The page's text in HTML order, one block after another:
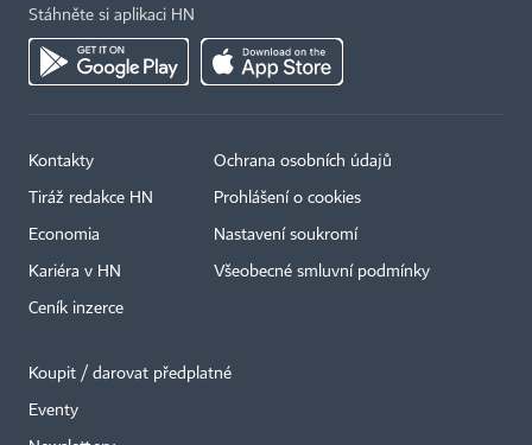
Stáhněte si aplikaci HN
Kontakty
Tiráž redakce HN
Economia
Kariéra v HN
Ceník inzerce
Ochrana osobních údajů
Prohlášení o cookies
Nastavení soukromí
Všeobecné smluvní podmínky
Koupit / darovat předplatné
Eventy